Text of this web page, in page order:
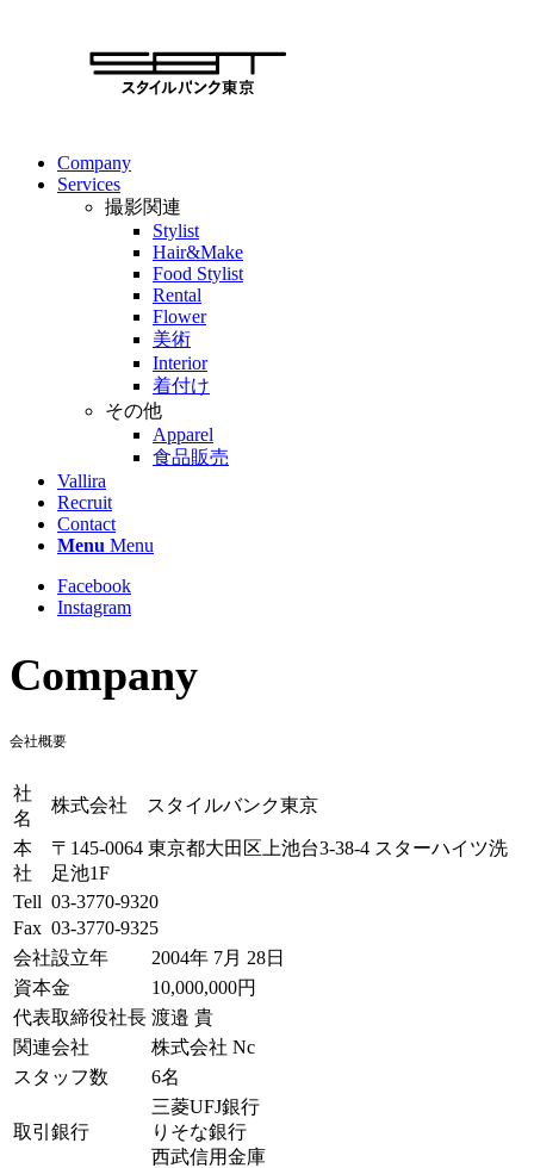
Company
Services
撮影関連
Stylist
Hair&Make
Food Stylist
Rental
Flower
美術
Interior
着付け
その他
Apparel
食品販売
Vallira
Recruit
Contact
Menu Menu
Facebook
Instagram
Company
会社概要
社
名
株式会社 スタイルバンク東京
本
社
〒145-0064 東京都大田区上池台3-38-4 スターハイツ洗
足池1F
Tell 03-3770-9320
Fax 03-3770-9325
会社設立年
2004年 7月 28日
資本金
10,000,000円
代表取締役社長 渡邉 貴
関連会社
株式会社 Nc
スタッフ数
6名
取引銀行
三菱UFJ銀行
りそな銀行
西武信用金庫